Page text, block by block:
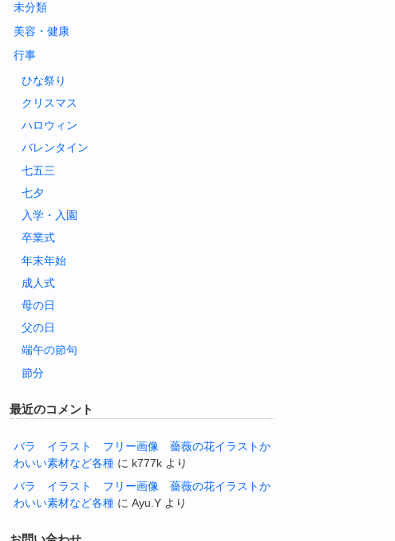
未分類
美容・健康
行事
ひな祭り
クリスマス
ハロウィン
バレンタイン
七五三
七夕
入学・入園
卒業式
年末年始
成人式
母の日
父の日
端午の節句
節分
最近のコメント
バラ イラスト フリー画像 薔薇の花イラストか
わいい素材など各種 に k777k より
バラ イラスト フリー画像 薔薇の花イラストか
わいい素材など各種 に Ayu.Y より